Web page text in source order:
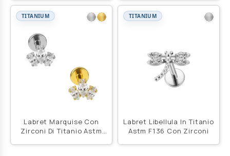
TITANIUM
Labret Marquise Con
Zirconi Di Titanio Astm
TITANIUM
Labret Libellula In Titanio
Astm F136 Con Zirconi